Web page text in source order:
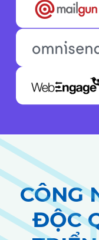
CÔNG
ĐỘC